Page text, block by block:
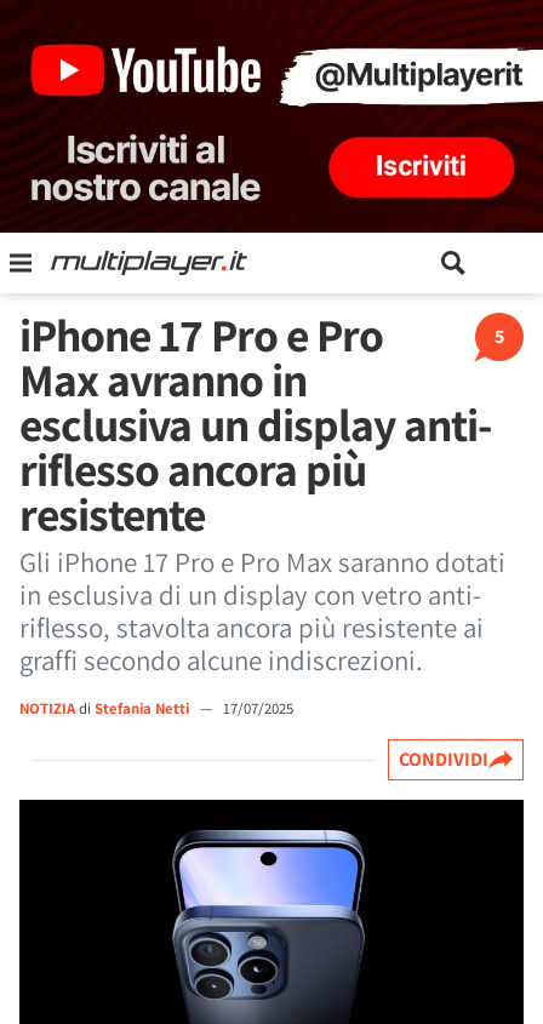
5
iPhone 17 Pro e Pro
Max avranno in
esclusiva un display anti-
riflesso ancora più
resistente
Gli iPhone 17 Pro e Pro Max saranno dotati
in esclusiva di un display con vetro anti-
riflesso, stavolta ancora più resistente ai
graffi secondo alcune indiscrezioni.
NOTIZIAdi Stefania Netti — 17/07/2025
CONDIVIDI